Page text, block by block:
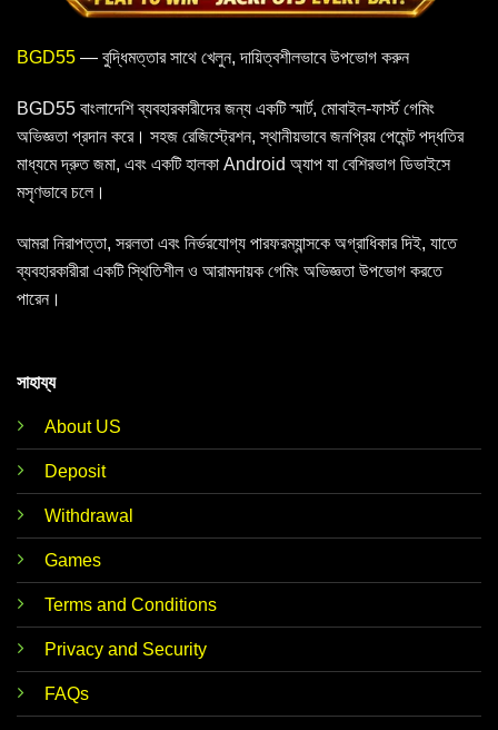
BGD55 — বুদ্ধিমত্তার সাথে খেলুন, দায়িত্বশীলভাবে উপভোগ করুন
BGD55 বাংলাদেশি ব্যবহারকারীদের জন্য একটি স্মার্ট, মোবাইল-ফার্স্ট গেমিং
অভিজ্ঞতা প্রদান করে। সহজ রেজিস্ট্রেশন, স্থানীয়ভাবে জনপ্রিয় পেমেন্ট পদ্ধতির
মাধ্যমে দ্রুত জমা, এবং একটি হালকা Android অ্যাপ যা বেশিরভাগ ডিভাইসে
মসৃণভাবে চলে।
আমরা নিরাপত্তা, সরলতা এবং নির্ভরযোগ্য পারফরম্যান্সকে অগ্রাধিকার দিই, যাতে
ব্যবহারকারীরা একটি স্থিতিশীল ও আরামদায়ক গেমিং অভিজ্ঞতা উপভোগ করতে
পারেন।
সাহায্য
About US
Deposit
Withdrawal
Games
Terms and Conditions
Privacy and Security
FAQs